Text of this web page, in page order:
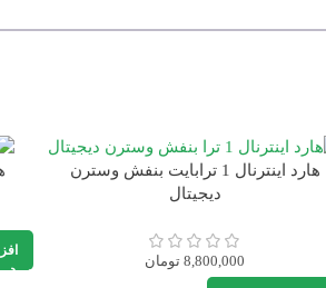
هارد اینترنال 1 ترابایت بنفش وسترن
دیجیتال
8,800,000 تومان